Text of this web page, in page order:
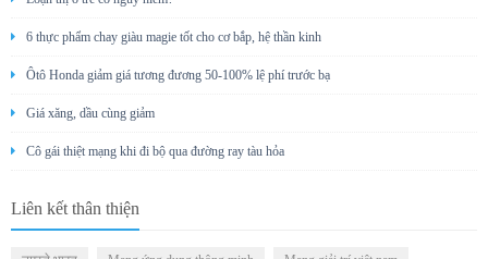
6 thực phẩm chay giàu magie tốt cho cơ bắp, hệ thần kinh
Ôtô Honda giảm giá tương đương 50-100% lệ phí trước bạ
Giá xăng, dầu cùng giảm
Cô gái thiệt mạng khi đi bộ qua đường ray tàu hỏa
Liên kết thân thiện